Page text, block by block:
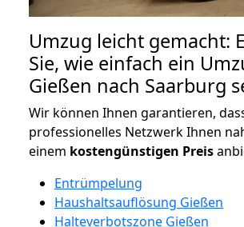
Umzug leicht gemacht:
Sie, wie einfach ein
Gießen nach Saarburg
Wir können Ihnen garantieren,
professionelles Netzwerk Ihnen
einem kostengünstigen Preis
Entrümpelung
Haushaltsauflösung Gießen
Halteverbotszone Gießen